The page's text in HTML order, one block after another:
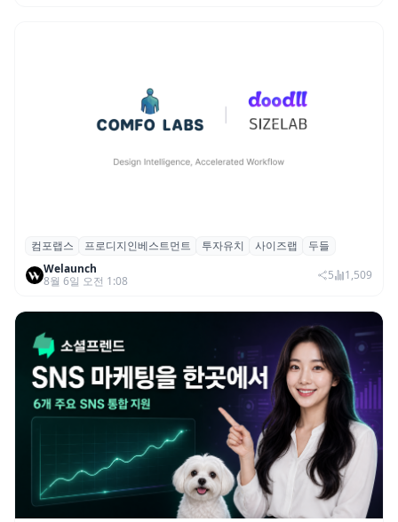
컴포랩스, 프로디지인베스트먼트로부터 시
드 투자 유치
컴포랩스 프로디지인베스트먼트 투자유치 사이즈랩
두들
Welaunch
8월 6일 오전 1:08
5 1,509